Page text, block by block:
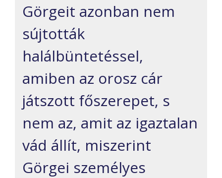
Görgeit azonban nem
sújtották
halálbüntetéssel,
amiben az orosz cár
játszott főszerepet, s
nem az, amit az igaztalan
vád állít, miszerint
Görgei személyes